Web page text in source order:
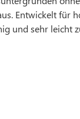
Entwickelt für
und sehr leicht